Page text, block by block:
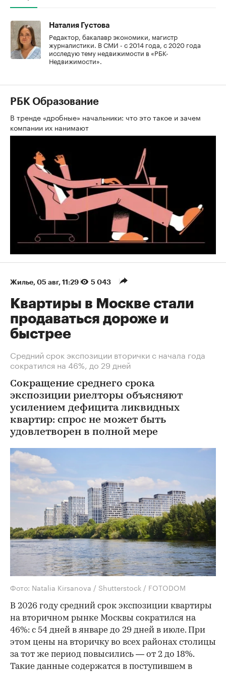
Наталия Густова
Редактор, бакалавр экономики, магистр
журналистики. В СМИ - с 2014 года, с 2020 года
исследую тему недвижимости в «РБК-
Недвижимости».
РБК Образование
В тренде «дробные» начальники: что это такое и зачем
компании их нанимают
Жилье 05 авг, 11:29 5 043
Квартиры в Москве стали
продаваться дороже и
быстрее
Средний срок экспозиции вторички с начала года
сократился на 46%, до 29 дней
Сокращение среднего срока
экспозиции риелторы объясняют
усилением дефицита ликвидных
квартир: спрос не может быть
удовлетворен в полной мере
Фото: Natalia Kirsanova / Shutterstock / FOTODOM
В 2026 году средний срок экспозиции квартиры
на вторичном рынке Москвы сократился на
46%: с 54 дней в январе до 29 дней в июле. При
этом цены на вторичку во всех районах столицы
за тот же период повысились — от 2 до 18%.
Такие данные содержатся в поступившем в